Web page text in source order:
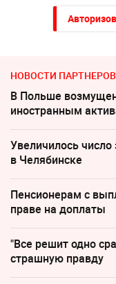
НОВОСТИ ПАРТНЕРОВ
В Польше
иностранным
Увеличилось
в Челябинске
Пенсионерам с
праве на доплаты
"Все решит одно
страшную правду